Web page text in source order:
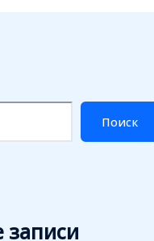
Поиск
записи